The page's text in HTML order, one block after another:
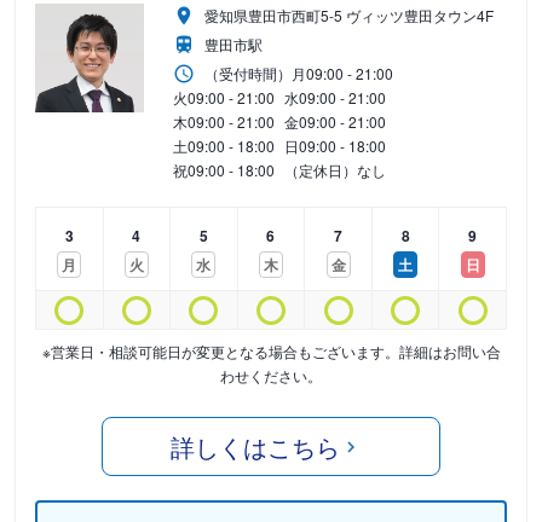
愛知県豊田市西町5-5 ヴィッツ豊田タウン4F
豊田市駅
（受付時間） 月09:00 - 21:00
火09:00 - 21:00 水09:00 - 21:00
木09:00 - 21:00 金09:00 - 21:00
土09:00 - 18:00 日09:00 - 18:00
祝09:00 - 18:00 （定休日）なし
3
月
4
火
5
水
6
木
7
金
8
土
9
日
※営業日・相談可能日が変更となる場合もございます。詳細はお問い合
わせください。
詳しくはこちら